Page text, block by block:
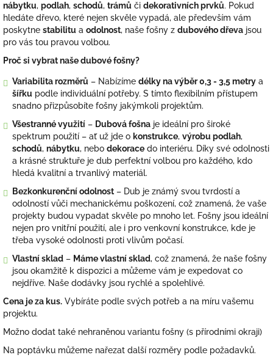
nábytku, podlah, schodů, trámů či dekorativních prvků. Pokud
hledáte dřevo, které nejen skvěle vypadá, ale především vám
poskytne stabilitu a odolnost, naše fošny z dubového dřeva jsou
pro vás tou pravou volbou.
Proč si vybrat naše dubové fošny?
Variabilita rozměrů – Nabízíme délky na výběr 0,3 - 3,5 metry a
šířku podle individuální potřeby. S tímto flexibilním přístupem
snadno přizpůsobíte fošny jakýmkoli projektům.
Všestranné využití – Dubová fošna je ideální pro široké
spektrum použití – ať už jde o konstrukce, výrobu podlah,
schodů, nábytku, nebo dekorace do interiéru. Díky své odolnosti
a krásné struktuře je dub perfektní volbou pro každého, kdo
hledá kvalitní a trvanlivý materiál.
Bezkonkurenční odolnost – Dub je známý svou tvrdostí a
odolností vůči mechanickému poškození, což znamená, že vaše
projekty budou vypadat skvěle po mnoho let. Fošny jsou ideální
nejen pro vnitřní použití, ale i pro venkovní konstrukce, kde je
třeba vysoké odolnosti proti vlivům počasí.
Vlastní sklad – Máme vlastní sklad, což znamená, že naše fošny
jsou okamžitě k dispozici a můžeme vám je expedovat co
nejdříve. Naše dodávky jsou rychlé a spolehlivé.
Cena je za kus. Vybíráte podle svých potřeb a na míru vašemu
projektu.
Možno dodat také nehraněnou variantu fošny (s přírodními okraji)
Na poptávku můžeme nařezat další rozměry podle požadavků.